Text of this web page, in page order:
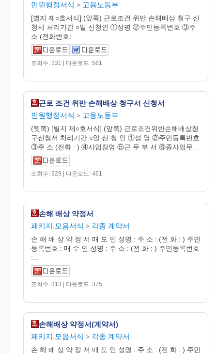
민원행정서식 > 고용노동부
[별지 제○호서식] (앞쪽) 근로조건 위반 손해배상 청구 신
청서 처리기간 ○일 신청인 ①성명 ②주민등록번호 ③주
소 (전화번호:
조회수: 331 | 다운로드: 561
근로 조건 위반 손해배상 청구서 신청서
민원행정서식 > 고용노동부
(뒷쪽) [별지 제○호서식] (앞쪽) 근로조건위반손해배상청
구신청서 처리기간 ○일 신 청 인 ①성 명 ②주민등록번호
③주 소 (전화 : ) ④사업장명 ⑤근 무 부 서 ⑥종사업무...
조회수: 329 | 다운로드: 461
손해 배상 약정서
패키지.모음서식 > 각종 계약서
손 해 배 상 약 정 서 매 도 인 성명 : 주 소 : (전 화 : ) 주민
등록번호 : 매 수 인 성명 : 주 소 : (전 화 : ) 주민등록번호
:...
조회수: 313 | 다운로드: 375
손해배상 약정서(계약서)
패키지.모음서식 > 각종 계약서
손 해 배 상 약 정 서 매 도 인 성명 : 주 소 : (전 화 : ) 주민